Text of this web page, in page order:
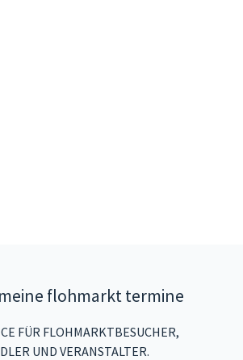
meine flohmarkt termine
FÜR FLOHMARKTBESUCHER,
UND VERANSTALTER.